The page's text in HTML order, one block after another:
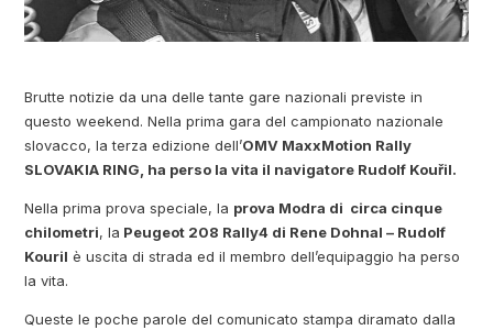
Brutte notizie da una delle tante gare nazionali previste in
questo weekend. Nella prima gara del campionato nazionale
slovacco, la terza edizione dell’OMV MaxxMotion Rally
SLOVAKIA RING, ha perso la vita il navigatore Rudolf Kouřil.
Nella prima prova speciale, la prova Modra di circa cinque
chilometri, la Peugeot 208 Rally4 di Rene Dohnal – Rudolf
Kouril è uscita di strada ed il membro dell’equipaggio ha perso
la vita.
Queste le poche parole del comunicato stampa diramato dalla